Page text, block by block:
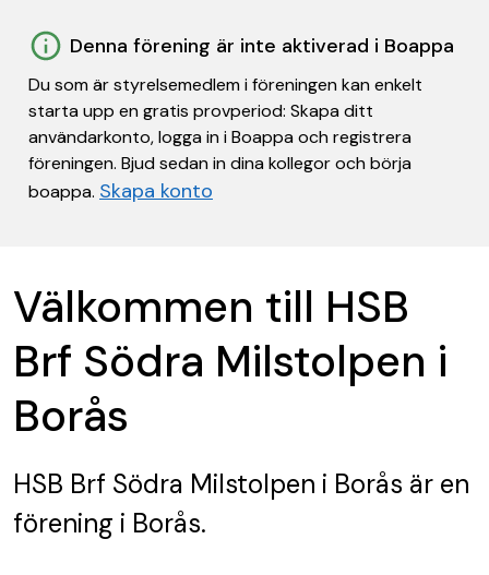
Denna förening är inte aktiverad i Boappa
Du som är styrelsemedlem i föreningen kan enkelt
starta upp en gratis provperiod: Skapa ditt
användarkonto, logga in i Boappa och registrera
föreningen. Bjud sedan in dina kollegor och börja
boappa. Skapa konto
Välkommen till HSB
Brf Södra Milstolpen i
Borås
HSB Brf Södra Milstolpen i Borås är en
förening i Borås.